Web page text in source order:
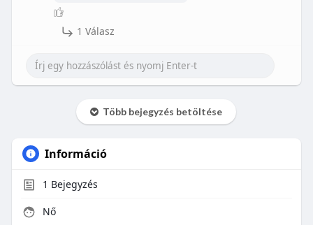
1 Válasz
Több bejegyzés betöltése
Információ
1 Bejegyzés
Nő